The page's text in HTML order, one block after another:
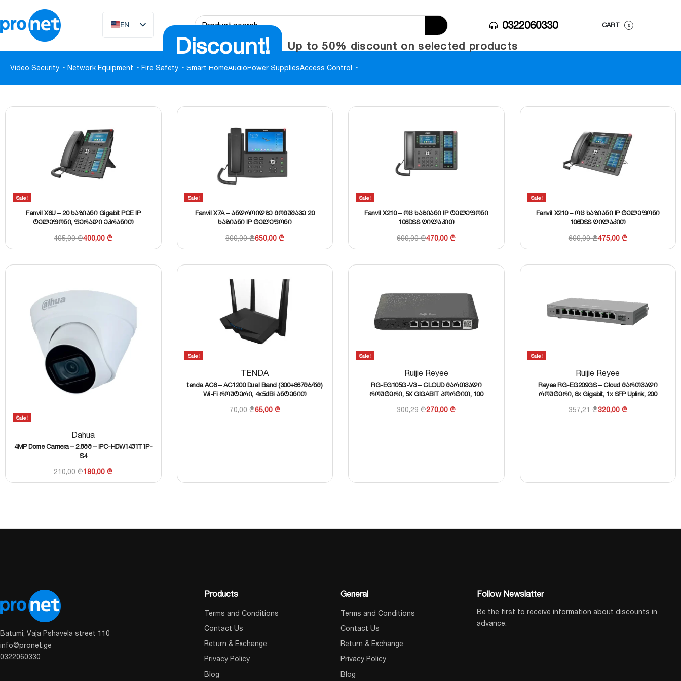
EN
KA
0322060330 CART 0
Video Security Network Equipment Fire Safety Smart HomeAudioPower SuppliesAccess Control
Discount! Up to 50% discount on selected products
Sale!
Fanvil X6U – 20 ხაზიანი Gigabit POE IP
ტელეფონი, ფერადი ეკრანით
405,00₾400,00₾
Sale!
Fanvil X7A – ანდროიდზე მომუშავე 20
ხაზიანი IP ტელეფონი
800,00₾650,00 ₾
Sale!
Fanvil X210 – ოც ხაზიანი IP ტელეფონი
106DSS ღილაკით
600,00₾470,00₾
Sale!
Fanvil X210 – ოც ხაზიანი IP ტელეფონი
106DSS ღილაკით
600,00₾475,00 ₾
Sale!
Dahua
4MP Dome Camera – 2.8მმ – IPC-HDW1431T1P-
S4
210,00₾180,00₾
Sale!
TENDA
tenda AC6 – AC1200 Dual Band (300+867მბ/წმ)
Wi-Fi როუტერი, 4x5dBi ანტენით
70,00₾65,00 ₾
Sale!
Ruijie Reyee
RG-EG105G-V3 – CLOUD მართვადი
როუტერი, 5X GIGABIT პორტით, 100
300,29₾270,00₾
Sale!
Ruijie Reyee
Reyee RG-EG209GS – Cloud მართვადი
როუტერი, 8x Gigabit, 1x SFP Uplink, 200
357,21₾320,00 ₾
Batumi, Vaja Pshavela street 110
info@pronet.ge
0322060330
Products
Terms and Conditions
Contact Us
Return & Exchange
Privacy Policy
Blog
General
Terms and Conditions
Contact Us
Return & Exchange
Privacy Policy
Blog
Follow Newslatter
Be the first to receive information about discounts in
advance.